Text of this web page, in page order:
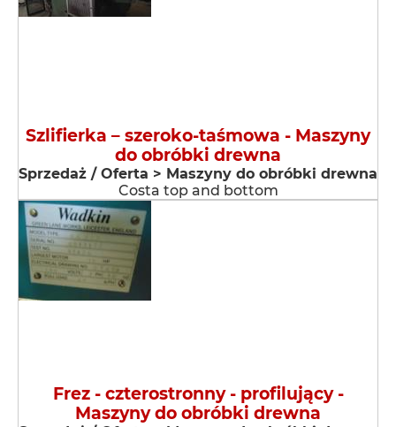
Szlifierka – szeroko-taśmowa - Maszyny
do obróbki drewna
Sprzedaż / Oferta > Maszyny do obróbki drewna
Costa top and bottom
Frez - czterostronny - profilujący -
Maszyny do obróbki drewna